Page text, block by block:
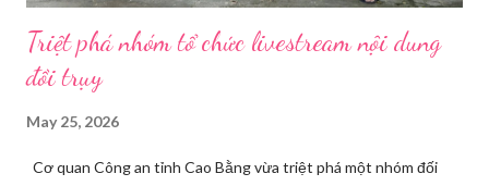
Triệt phá nhóm tổ chức livestream nội dung
đồi trụy
May 25, 2026
Cơ quan Công an tỉnh Cao Bằng vừa triệt phá một nhóm đối